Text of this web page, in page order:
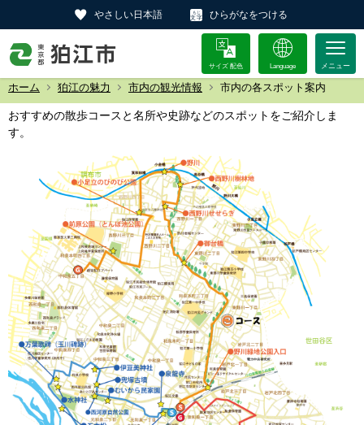
やさしい日本語 ひらがなをつける
サイズ 配色 Language
ホーム 狛江の魅力 市内の観光情報 市内の各スポット案内
おすすめの散歩コースと名所や史跡などのスポットをご紹介しま
す。